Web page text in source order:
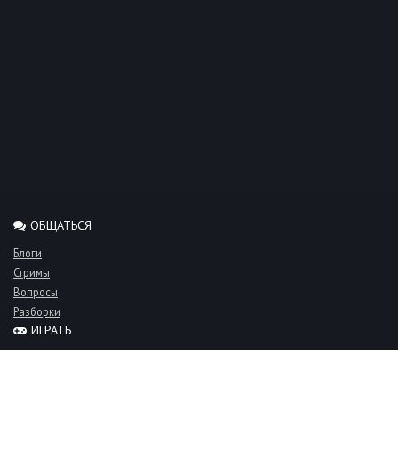
ОБЩАТЬСЯ
Блоги
Стримы
Вопросы
Разборки
ИГРАТЬ